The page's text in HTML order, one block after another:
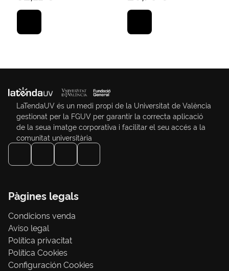
LaTendaUV és un medi propi de la Universitat de València
gestionat per la FGUV per garantir la correcta aplicació
de la seua imatge corporativa i facilitar el seu accés a la
comunitat universitària
Pàgines legals
Condicions venda
Aviso legal
Política privacitat
Política Cookies
Configuración Cookies